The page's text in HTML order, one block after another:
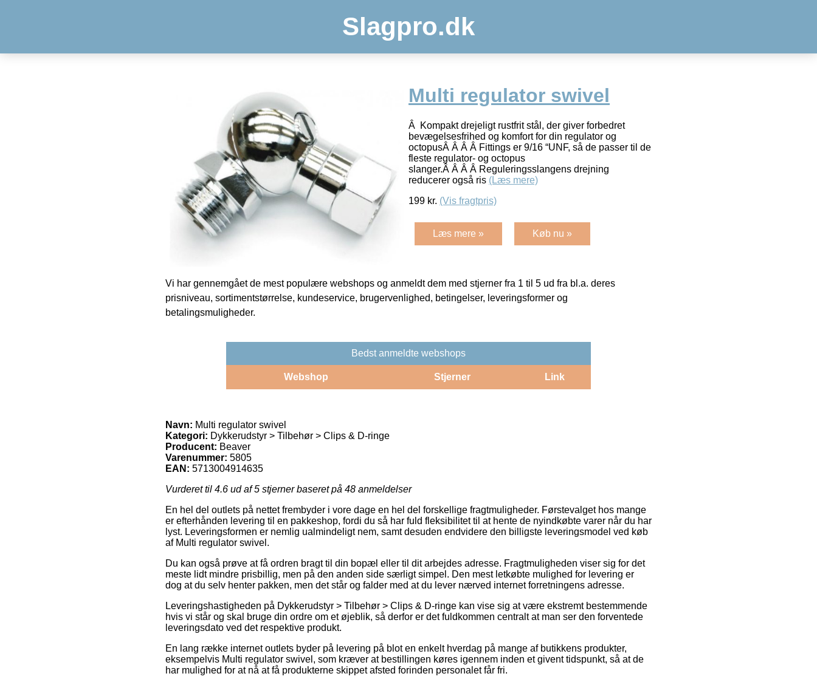
Slagpro.dk
Multi regulator swivel
Â Kompakt drejeligt rustfrit stål, der giver forbedret
bevægelsesfrihed og komfort for din regulator og
octopusÂ Â Â Â Fittings er 9/16 “UNF, så de passer til de
fleste regulator- og octopus
slanger.Â Â Â Â Reguleringsslangens drejning
reducerer også ris (Læs mere)
199 kr. (Vis fragtpris)
Læs mere » Køb nu »
Vi har gennemgået de mest populære webshops og anmeldt dem med stjerner fra 1 til 5 ud fra bl.a. deres
prisniveau, sortimentstørrelse, kundeservice, brugervenlighed, betingelser, leveringsformer og
betalingsmuligheder.
Bedst anmeldte webshops
Webshop Stjerner Link
Navn: Multi regulator swivel
Kategori: Dykkerudstyr > Tilbehør > Clips & D-ringe
Producent: Beaver
Varenummer: 5805
EAN: 5713004914635
Vurderet til 4.6 ud af 5 stjerner baseret på 48 anmeldelser
En hel del outlets på nettet frembyder i vore dage en hel del forskellige fragtmuligheder. Førstevalget hos mange
er efterhånden levering til en pakkeshop, fordi du så har fuld fleksibilitet til at hente de nyindkøbte varer når du har
lyst. Leveringsformen er nemlig ualmindeligt nem, samt desuden endvidere den billigste leveringsmodel ved køb
af Multi regulator swivel.
Du kan også prøve at få ordren bragt til din bopæl eller til dit arbejdes adresse. Fragtmuligheden viser sig for det
meste lidt mindre prisbillig, men på den anden side særligt simpel. Den mest letkøbte mulighed for levering er
dog at du selv henter pakken, men det står og falder med at du lever nærved internet forretningens adresse.
Leveringshastigheden på Dykkerudstyr > Tilbehør > Clips & D-ringe kan vise sig at være ekstremt bestemmende
hvis vi står og skal bruge din ordre om et øjeblik, så derfor er det fuldkommen centralt at man ser den forventede
leveringsdato ved det respektive produkt.
En lang række internet outlets byder på levering på blot en enkelt hverdag på mange af butikkens produkter,
eksempelvis Multi regulator swivel, som kræver at bestillingen køres igennem inden et givent tidspunkt, så at de
har mulighed for at nå at få produkterne skippet afsted forinden personalet får fri.